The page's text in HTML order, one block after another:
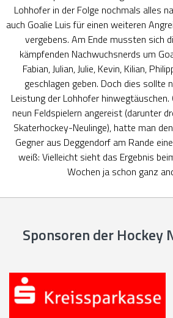
Lohhofer in der Folge nochmals alles
auch Goalie Luis für einen weiteren
vergebens. Am Ende mussten sich
kämpfenden Nachwuchsnerds um
Fabian, Julian, Julie, Kevin, Kilian,
geschlagen geben. Doch dies sollte
Leistung der Lohhofer
neun Feldspielern angereist (darunter
Skaterhockey-Neulinge), hatte man
Gegner aus Deggendorf am Rande
weiß: Vielleicht sieht das Ergebnis
Wochen ja schon ganz
Sponsoren der Hockey